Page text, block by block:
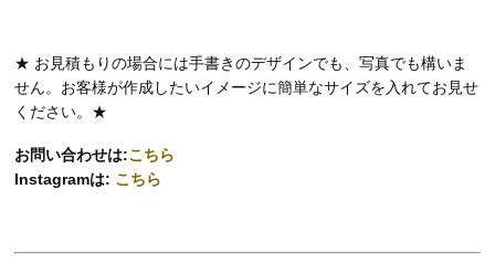
★ お見積もりの場合には手書きのデザインでも、写真でも構いま
せん。お客様が作成したいイメージに簡単なサイズを入れてお見せ
ください。★
お問い合わせは:こちら
Instagramは: こちら